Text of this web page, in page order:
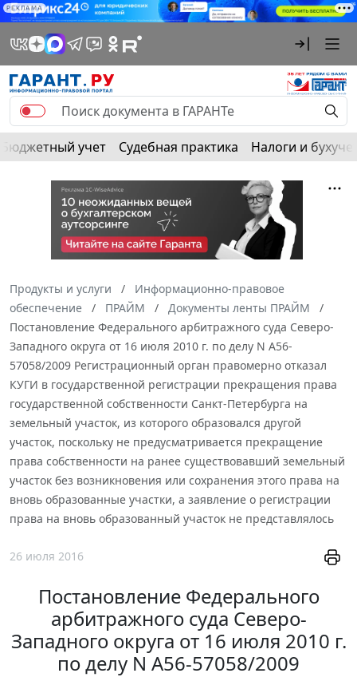
РЕКЛАМА
Бюджетный учет Судебная практика Налоги и
Продукты и услуги
Информационно-правовое
обеспечение
ПРАЙМ
Документы ленты ПРАЙМ
Постановление Федерального арбитражного суда Северо-
Западного округа от 16 июля 2010 г. по делу N А56-
57058/2009 Регистрационный орган правомерно отказал
КУГИ в государственной регистрации прекращения права
государственной собственности Санкт-Петербурга на
земельный участок, из которого образовался другой
участок, поскольку не предусматривается прекращение
права собственности на ранее существовавший земельный
участок без возникновения или сохранения этого права на
вновь образованные участки, а заявление о регистрации
права на вновь образованный участок не представлялось
26 июля 2016
Постановление Федерального
арбитражного суда Северо-
Западного округа от 16 июля 2010 г.
по делу N А56-57058/2009